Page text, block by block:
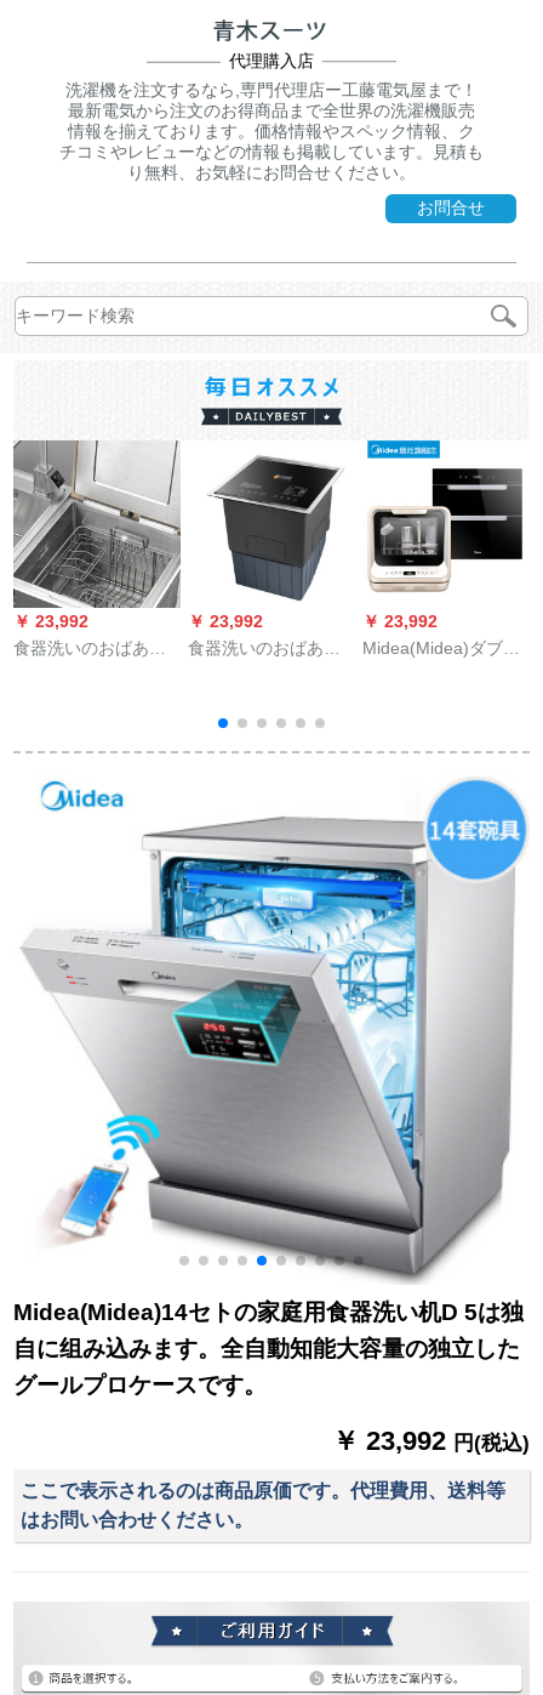
代理購入店
洗濯機を注文するなら,専門代理店ー工藤電気屋まで！
最新電気から注文のお得商品まで全世界の洗濯機販売
情報を揃えております。価格情報やスペック情報、ク
チコミやレビューなどの情報も掲載しています。見積も
り無料、お気軽にお問合せください。
お問合せ
￥ 23,992
食器洗いのおばあい
山菜消毒八合一XWP-
V 02 A/B-8747パクタ
ーレット
￥ 23,992
食器洗いのおばあさ
动组入超音波洗濯の
浄果物と野菜の消毒
￥ 23,992
Midea(Midea)ダブイ
もちゃん洗浄マニッ
シュケスQ 37
Midea(Midea)14セトの家庭用食器洗い机D 5は独
自に组み込みます。全自動知能大容量の独立した
グールプロケースです。
￥ 23,992 円(税込)
ここで表示されるのは商品原価です。代理費用、送料等
はお問い合わせください。